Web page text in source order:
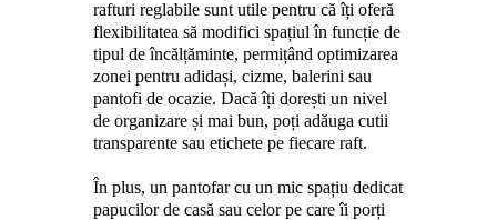
rafturi reglabile sunt utile pentru că îți oferă
flexibilitatea să modifici spațiul în funcție de
tipul de încălțăminte, permițând optimizarea
zonei pentru adidași, cizme, balerini sau
pantofi de ocazie. Dacă îți dorești un nivel
de organizare și mai bun, poți adăuga cutii
transparente sau etichete pe fiecare raft.
În plus, un pantofar cu un mic spațiu dedicat
papucilor de casă sau celor pe care îi porți